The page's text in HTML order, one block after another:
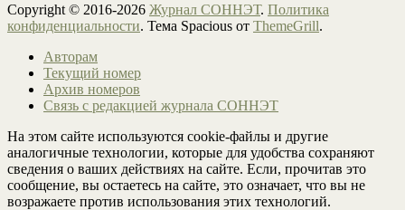
Copyright © 2016-2026 Журнал СОННЭТ. Политика
конфиденциальности. Тема Spacious от ThemeGrill.
Авторам
Текущий номер
Архив номеров
Связь с редакцией журнала СОННЭТ
На этом сайте используются cookie-файлы и другие
аналогичные технологии, которые для удобства сохраняют
сведения о ваших действиях на сайте. Если, прочитав это
сообщение, вы остаетесь на сайте, это означает, что вы не
возражаете против использования этих технологий.